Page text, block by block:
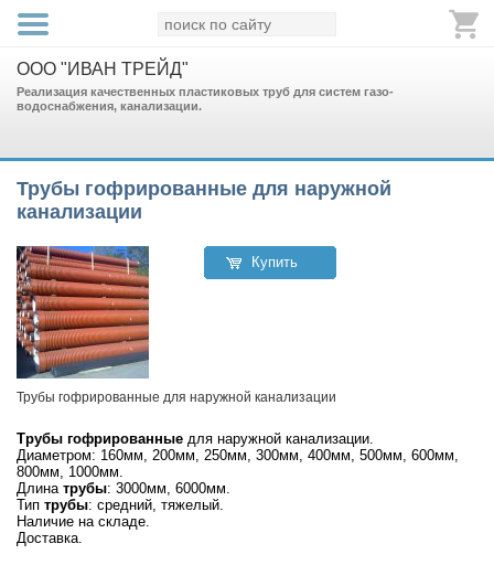
ООО "ИВАН ТРЕЙД"
Реализация качественных пластиковых труб для систем газо-
водоснабжения, канализации.
Трубы гофрированные для наружной
канализации
Купить
Трубы гофрированные для наружной канализации
Трубы гофрированные для наружной канализации.
Диаметром: 160мм, 200мм, 250мм, 300мм, 400мм, 500мм, 600мм,
800мм, 1000мм.
Длина трубы: 3000мм, 6000мм.
Тип трубы: средний, тяжелый.
Наличие на складе.
Доставка.